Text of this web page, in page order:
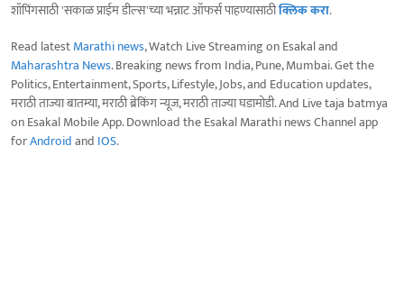
शॉपिंगसाठी 'सकाळ प्राईम डील्स'च्या भन्नाट ऑफर्स पाहण्यासाठीक्लिक करा.
Read latestMarathi news, Watch Live Streaming on Esakal and
Maharashtra News. Breaking news from India, Pune, Mumbai. Get the
Politics, Entertainment, Sports, Lifestyle, Jobs, and Education updates,
मराठी ताज्या बातम्या, मराठी ब्रेकिंग न्यूज, मराठी ताज्या घडामोडी. And Live taja batmya
on Esakal Mobile App. Download the Esakal Marathi news Channel app
forAndroidand IOS.